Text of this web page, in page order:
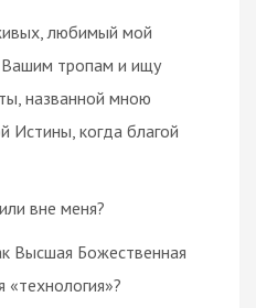
любимый мой
Вашим тропам и ищу
названной мною
Истины, когда благой
вне меня?
Высшая Божественная